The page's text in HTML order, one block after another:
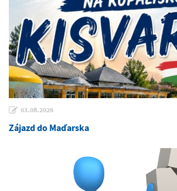
03.08.2026
Zájazd do Maďarska